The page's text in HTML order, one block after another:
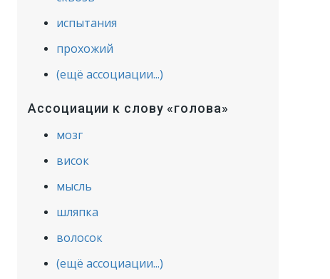
испытания
прохожий
(ещё ассоциации...)
Ассоциации к слову «голова»
мозг
висок
мысль
шляпка
волосок
(ещё ассоциации...)